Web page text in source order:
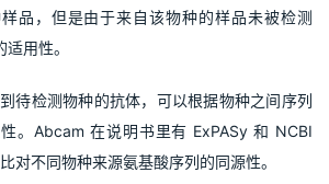
品，但是由于来自该物种的样品未被检测
用性。
。Abcam 在说明书里有 ExPASy 和 NCBI
对不同物种来源氨基酸序列的同源性。